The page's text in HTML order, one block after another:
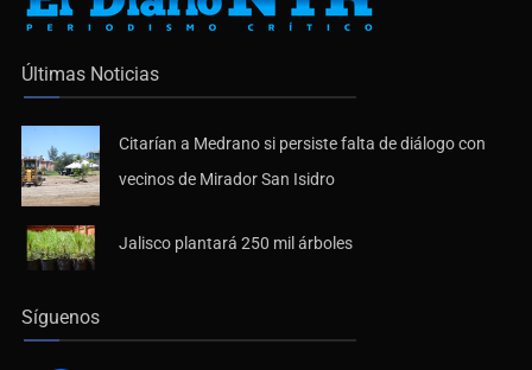
Últimas Noticias
Citarían a Medrano si persiste falta de diálogo con
vecinos de Mirador San Isidro
Jalisco plantará 250 mil árboles
Síguenos